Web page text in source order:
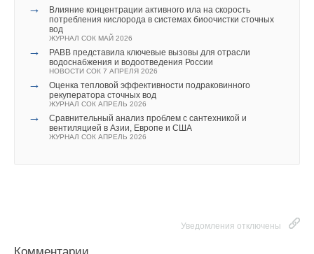
→
Влияние концентрации активного ила на скорость
потребления кислорода в системах биоочистки сточных
вод
ЖУРНАЛ СОК МАЙ 2026
→
РАВВ представила ключевые вызовы для отрасли
водоснабжения и водоотведения России
НОВОСТИ СОК 7 АПРЕЛЯ 2026
→
Оценка тепловой эффективности подраковинного
рекуператора сточных вод
ЖУРНАЛ СОК АПРЕЛЬ 2026
→
Сравнительный анализ проблем с сантехникой и
вентиляцией в Азии, Европе и США
ЖУРНАЛ СОК АПРЕЛЬ 2026
Уведомления отключены
Комментарии
Еще два года назад солнечные электростанции Турции
вырабатывали 6 ГВт энергии, а сегодня этот показатель
достиг отметки 15 ГВт. При этом 28 процентов
электроэнергии в Турции вырабатывают ГЭС
добавил глава управления.
ИСТОЧНИК:АЗЕРТАДЖ
Для Арктики создали технологию защиты